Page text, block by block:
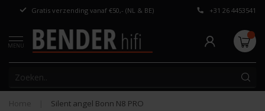
Gratis verzending vanaf €50,- (NL & BE) Persoonlijk
+31 26 4453541
MENU
Home Silent angel Bonn N8 PRO